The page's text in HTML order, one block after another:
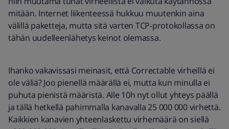
mitään. Internet liikenteessä hukkuu muutenkin aina
välillä paketteja, mutta sitä varten TCP-protokollassa on
tähän uudelleenlähetys keinot olemassa.
Ihanko vakavissasi meinasit, että Correctable virheillä ei
ole väliä? Joo pienellä määrällä ei, mutta kun minulla ei
puhuta pienistä määristä. Alle 10h nyt ollut yhteys päällä
ja tällä hetkellä pahimmalla kanavalla 25 000 000 virhettä.
Kaikkien kanavien yhteenlaskettu virhemäärä on siellä